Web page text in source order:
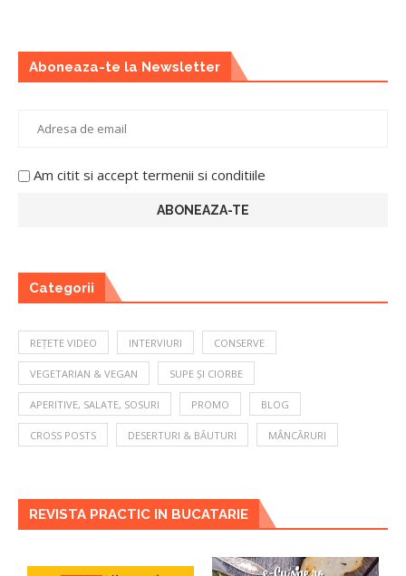
Aboneaza-te la Newsletter
Am citit si accept termenii si conditiile
Categorii
REȚETE VIDEO INTERVIURI CONSERVE
VEGETARIAN & VEGAN SUPE ȘI CIORBE
APERITIVE, SALATE, SOSURI PROMO BLOG
CROSS POSTS DESERTURI & BĂUTURI MÂNCĂRURI
REVISTA PRACTIC IN BUCATARIE